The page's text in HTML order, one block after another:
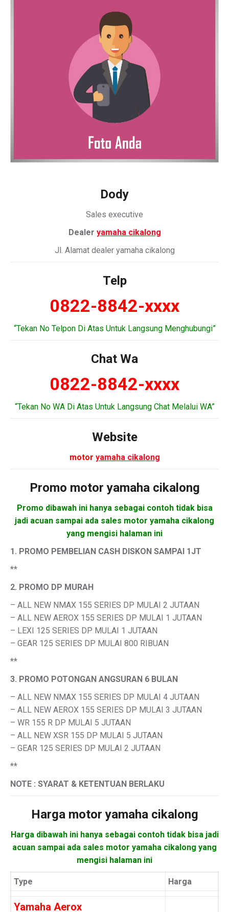
Dody
Sales executive
Dealer yamaha cikalong
Jl. Alamat dealer yamaha cikalong
Telp
0822-8842-xxxx
“Tekan No Telpon Di Atas Untuk Langsung Menghubungi”
Chat Wa
0822-8842-xxxx
“Tekan No WA Di Atas Untuk Langsung Chat Melalui WA”
Website
motor yamaha cikalong
Promo motoryamaha cikalong
Promo dibawah ini hanya sebagai contoh tidak bisa
jadi acuan sampai ada sales motor yamaha cikalong
yang mengisi halaman ini
1. PROMO PEMBELIAN CASH DISKON SAMPAI 1JT
**
2. PROMO DP MURAH
– ALL NEW NMAX 155 SERIES DP MULAI 2 JUTAAN
– ALL NEW AEROX 155 SERIES DP MULAI 1 JUTAAN
– LEXI 125 SERIES DP MULAI 1 JUTAAN
– GEAR 125 SERIES DP MULAI 800 RIBUAN
**
3. PROMO POTONGAN ANGSURAN 6 BULAN
– ALL NEW NMAX 155 SERIES DP MULAI 4 JUTAAN
– ALL NEW AEROX 155 SERIES DP MULAI 3 JUTAAN
– WR 155 R DP MULAI 5 JUTAAN
– ALL NEW XSR 155 DP MULAI 5 JUTAAN
– GEAR 125 SERIES DP MULAI 2 JUTAAN
**
NOTE : SYARAT & KETENTUAN BERLAKU
Harga motoryamaha cikalong
Harga dibawah ini hanya sebagai contoh tidak bisa jadi
acuan sampai ada sales motor yamaha cikalong yang
mengisi halaman ini
Type Harga
Yamaha Aerox